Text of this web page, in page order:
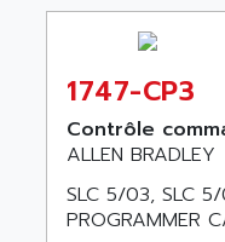
TDA
BUS
DIAX 04
DIAX 4
cms3
CMS
ADAPTEC
ADAS
ADC
ADDA
ADDER
1747-CP3
Contrôle
ALLEN BRADLEY
SLC 5/03, SLC
PROGRAMMER